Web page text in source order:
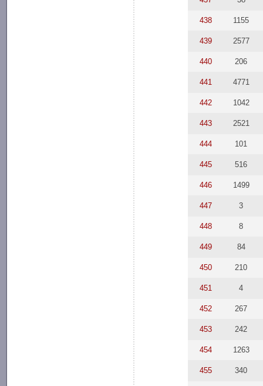
438 1155
439 2577
440 206
441 4771
442 1042
443 2521
444 101
445 516
446 1499
447 3
448 8
449 84
450 210
451 4
452 267
453 242
454 1263
455 340